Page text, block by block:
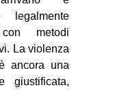
legalmente
metodi
La violenza
ancora una
giustificata,